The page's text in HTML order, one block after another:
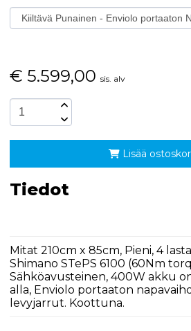
€ 5.599,00 sis. alv
Lisää
Tiedot
Mitat 210cm x 85cm, Pieni, 4
Shimano STePS 6100 (60Nm
Sähköavusteinen, 400W akku
alla, Enviolo portaaton
levyjarrut. Koottuna.